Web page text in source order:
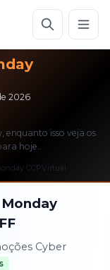
2026
isso veja os
hoje..
CCPVirtual
Cyber